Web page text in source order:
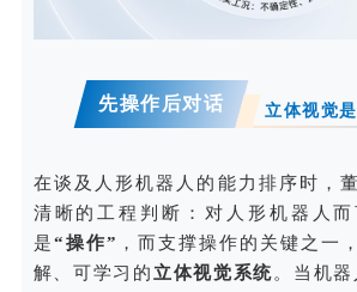
先操作后对话 立体视觉
在谈及人形机器人的能力排序时，
清晰的工程判断：对人形机器人
是“操作” ，而支撑操作的关键之一
解、可学习的立体视觉系统。当机器